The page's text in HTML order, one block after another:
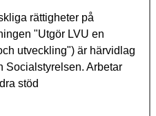
rättigheter på
"Utgör LVU en
utveckling") är härvidlag
Socialstyrelsen. Arbetar
stöd